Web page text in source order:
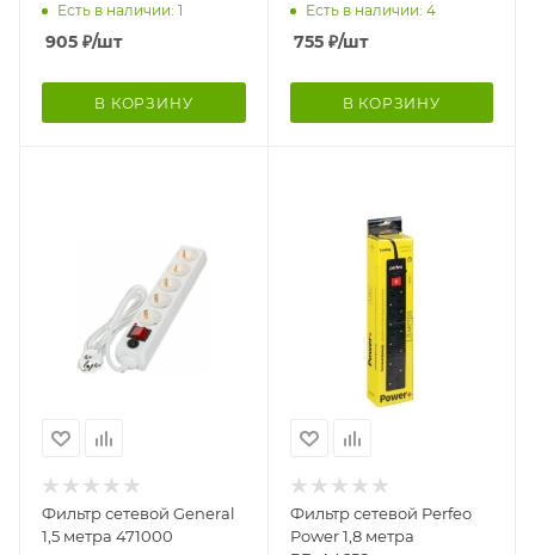
Есть в наличии: 1
905 ₽/шт
В КОРЗИНУ
Есть в наличии: 4
755₽/шт
В КОРЗИНУ
Фильтр сетевой General
1,5 метра 471000
Фильтр сетевой Perfeo
Power 1,8 метра